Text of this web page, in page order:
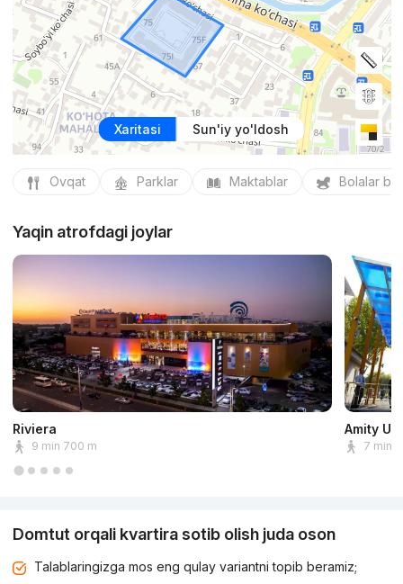
Xaritasi Sun'iy yo'ldosh
Ovqat Parklar Maktablar Bolalar
Yaqin atrofdagi joylar
Riviera
9 min 700 m
Amity
7 min
Domtut orqali kvartira sotib olish juda oson
Talablaringizga mos eng qulay variantni topib beramiz;